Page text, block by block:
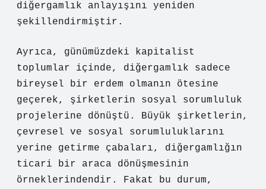
diğergamlık anlayışını yeniden
şekillendirmiştir.
Ayrıca, günümüzdeki kapitalist
toplumlar içinde, diğergamlık sadece
bireysel bir erdem olmanın ötesine
geçerek, şirketlerin sosyal sorumluluk
projelerine dönüştü. Büyük şirketlerin,
çevresel ve sosyal sorumluluklarını
yerine getirme çabaları, diğergamlığın
ticari bir araca dönüşmesinin
örneklerindendir. Fakat bu durum,